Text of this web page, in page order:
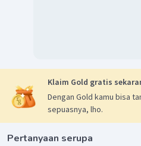
Klaim Gold gratis
Dengan Gold kamu bisa
sepuasnya, lho.
Pertanyaan serupa